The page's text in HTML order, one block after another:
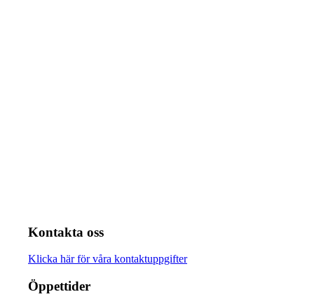
Kontakta oss
Klicka här för våra kontaktuppgifter
Öppettider